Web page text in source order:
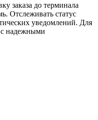
заказа до терминала
Отслеживать статус
уведомлений. Для
с надежными